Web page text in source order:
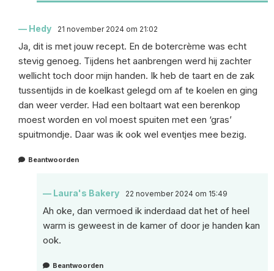
Hedy 21 november 2024 om 21:02
Ja, dit is met jouw recept. En de botercrème was echt
stevig genoeg. Tijdens het aanbrengen werd hij zachter
wellicht toch door mijn handen. Ik heb de taart en de zak
tussentijds in de koelkast gelegd om af te koelen en ging
dan weer verder. Had een boltaart wat een berenkop
moest worden en vol moest spuiten met een ‘gras’
spuitmondje. Daar was ik ook wel eventjes mee bezig.
Beantwoorden
Laura's Bakery 22 november 2024 om 15:49
Ah oke, dan vermoed ik inderdaad dat het of heel
warm is geweest in de kamer of door je handen kan
ook.
Beantwoorden